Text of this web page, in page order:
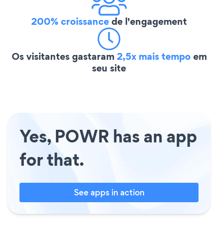
200% croissancede l'engagement
Os visitantes gastaram2,5x mais tempoem
seu site
Yes, POWR has an app
for that.
See apps in action